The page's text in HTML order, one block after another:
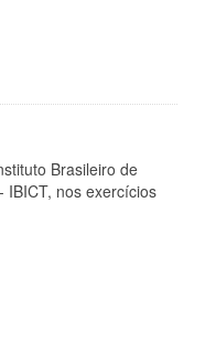
Brasileiro de
IBICT, nos exercícios